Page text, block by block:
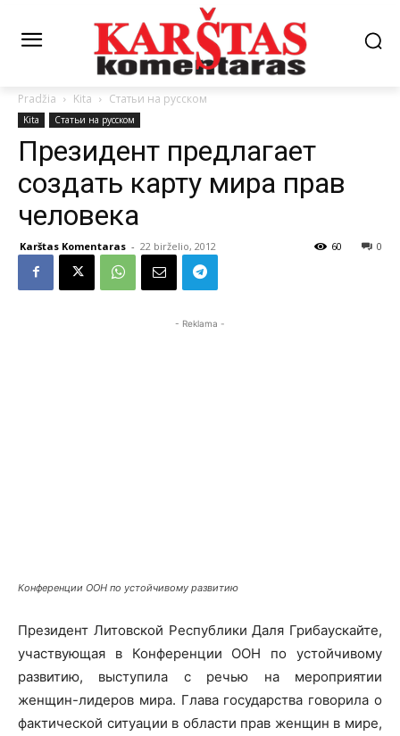
Pradžia Kita Статьи на русском
Kita Статьи на русском
Президент предлагает
создать карту мира прав
человека
Karštas Komentaras - 22 birželio, 2012 0
60
- Reklama -
Конференции ООН по устойчивому развитию
Президент Литовской Республики Даля Грибаускайте,
участвующая в Конференции ООН по устойчивому
развитию, выступила с речью на мероприятии
женщин-лидеров мира. Глава государства говорила о
фактической ситуации в области прав женщин в мире,